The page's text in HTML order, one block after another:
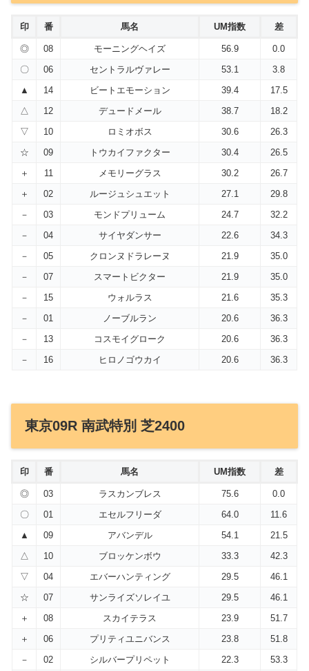
印 番 馬名 UM指数 差
◎ 08 モーニングヘイズ 56.9
0.0
〇
06 セントラルヴァレー 53.1
3.8
▲
14 ビートエモーション 39.4
17.5
△
12 デュードメール 38.7
18.2
▽
10 ロミオボス 30.6
26.3
☆
09 トウカイファクター 30.4
26.5
＋
11 メモリーグラス 30.2
26.7
＋
02 ルージュシュエット 27.1
29.8
－
03 モンドプリューム 24.7
32.2
－
04 サイヤダンサー 22.6
34.3
－
05 クロンヌドラレーヌ 21.9
35.0
－
07 スマートビクター 21.9
35.0
－
15 ウォルラス 21.6
35.3
－
01 ノーブルラン 20.6
36.3
－
13 コスモイグローク 20.6
36.3
－
16 ヒロノゴウカイ 20.6 36.3
東京09R 南武特別 芝2400
印 番 馬名 UM指数 差
◎ 03 ラスカンブレス 75.6
0.0
〇
01 エセルフリーダ 64.0
11.6
▲
09 アバンデル 54.1
21.5
△
10 ブロッケンボウ 33.3
42.3
▽
04 エバーハンティング 29.5
46.1
☆
07 サンライズソレイユ 29.5
46.1
＋
08 スカイテラス 23.9
51.7
＋
06 プリティユニバンス 23.8
51.8
－
02 シルバープリペット 22.3 53.3